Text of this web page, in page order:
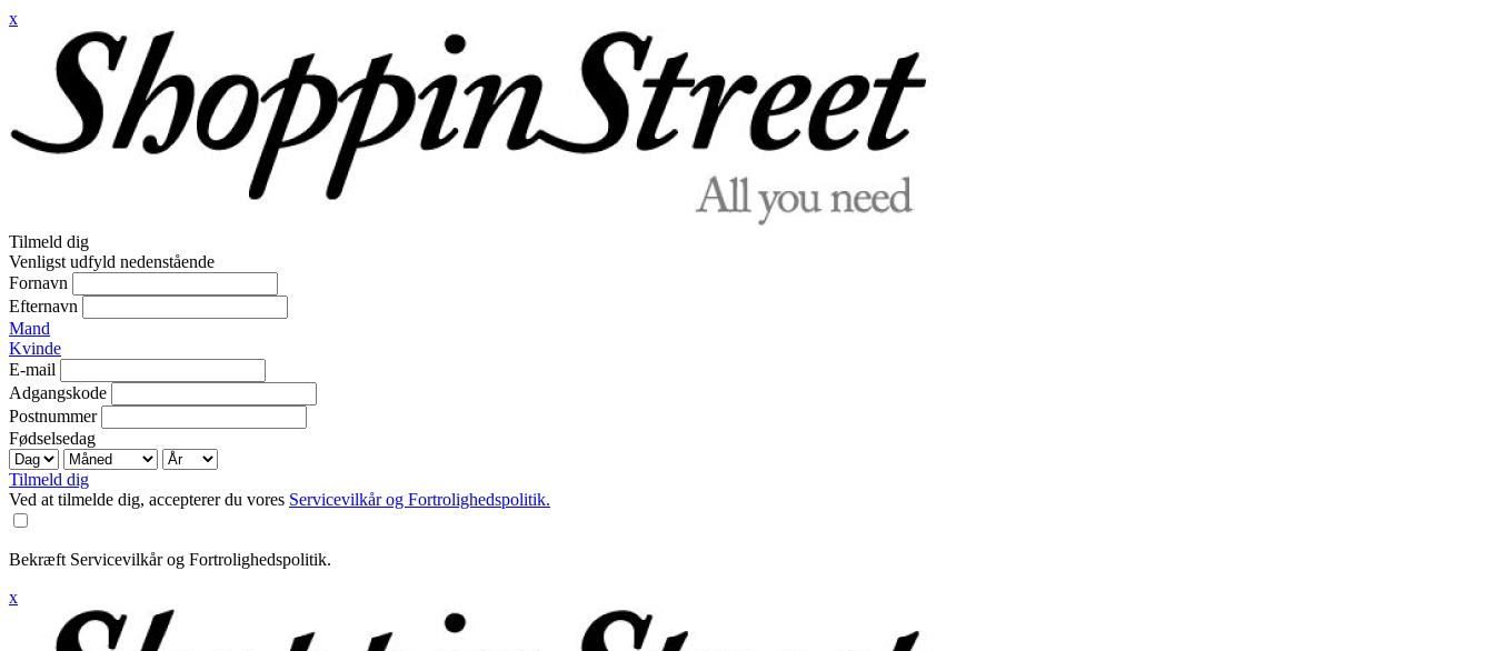
x
Tilmeld dig
Venligst udfyld nedenstående
Fornavn
Efternavn
Mand
Kvinde
E-mail
Adgangskode
Postnummer
Fødselsedag
Tilmeld dig
Ved at tilmelde dig, accepterer du vores Servicevilkår og Fortrolighedspolitik.
Bekræft Servicevilkår og Fortrolighedspolitik.
x